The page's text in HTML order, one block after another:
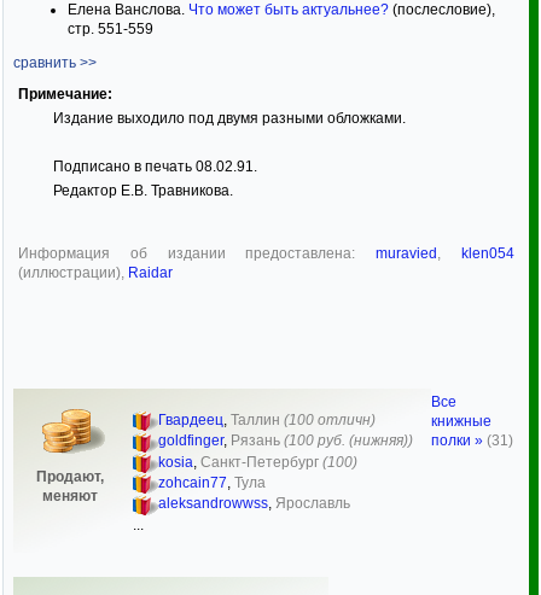
Елена Ванслова. Что может быть актуальнее? (послесловие),
стр. 551-559
сравнить >>
Примечание:
Издание выходило под двумя разными обложками.
Подписано в печать 08.02.91.
Редактор Е.В. Травникова.
Информация об издании предоставлена:muravied ,
klen054
(иллюстрации), Raidar
Продают,
меняют
Гвардеец, Таллин (100 отличн)
goldfinger, Рязань (100 руб. (нижняя))
kosia Санкт-Петербург (100)
zohcain77, Тула
aleksandrowwss, Ярославль
Все
книжные
полки » (31)